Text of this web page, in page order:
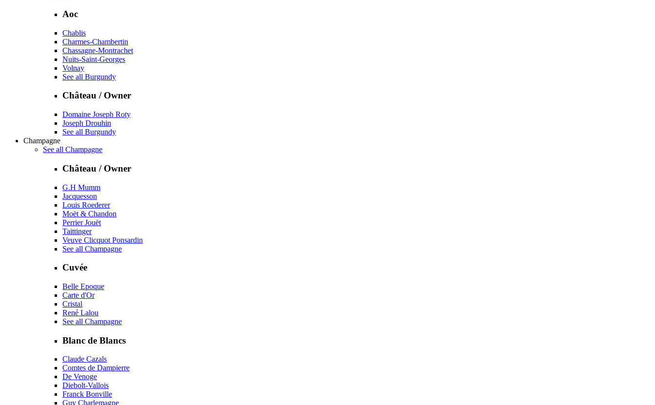
Aoc
Chablis
Charmes-Chambertin
Chassagne-Montrachet
Nuits-Saint-Georges
Volnay
See all Burgundy
Château / Owner
Domaine Joseph Roty
Joseph Drouhin
See all Burgundy
Champagne
See all Champagne
Château / Owner
G.H Mumm
Jacquesson
Louis Roederer
Moët & Chandon
Perrier Jouët
Taittinger
Veuve Clicquot Ponsardin
See all Champagne
Cuvée
Belle Epoque
Carte d'Or
Cristal
René Lalou
See all Champagne
Blanc de Blancs
Claude Cazals
Comtes de Dampierre
De Venoge
Diebolt-Vallois
Franck Bonville
Guy Charlemagne